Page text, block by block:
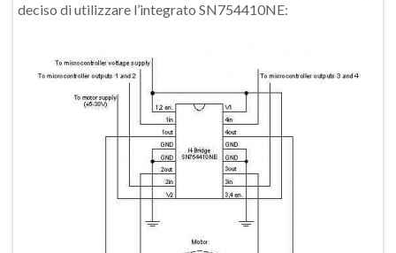
deciso di utilizzare l’integrato SN754410NE: